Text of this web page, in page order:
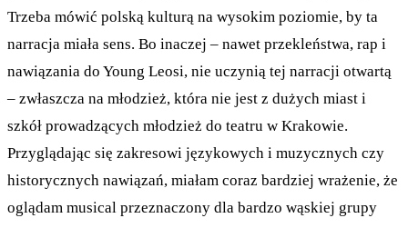
Trzeba mówić polską kulturą na wysokim poziomie, by ta
narracja miała sens. Bo inaczej – nawet przekleństwa, rap i
nawiązania do Young Leosi, nie uczynią tej narracji otwartą
– zwłaszcza na młodzież, która nie jest z dużych miast i
szkół prowadzących młodzież do teatru w Krakowie.
Przyglądając się zakresowi językowych i muzycznych czy
historycznych nawiązań, miałam coraz bardziej wrażenie, że
oglądam musical przeznaczony dla bardzo wąskiej grupy